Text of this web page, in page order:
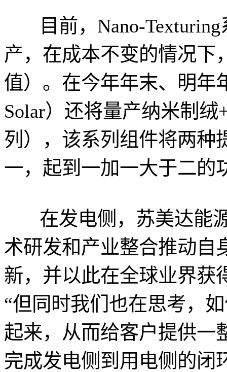
目前，Nano-
产，在成本不变的情况下
值）。在今年年末、明年
Solar）还将量产纳米制
列），该系列组件将两种
一，起到一加一大于二的
在发电侧，苏美达能
术研发和产业整合推动自
新，并以此在全球业界获
“但同时我们也在思考，
起来，从而给客户提供一
完成发电侧到用电侧的闭